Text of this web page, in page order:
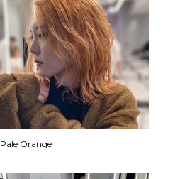
Pale Orange